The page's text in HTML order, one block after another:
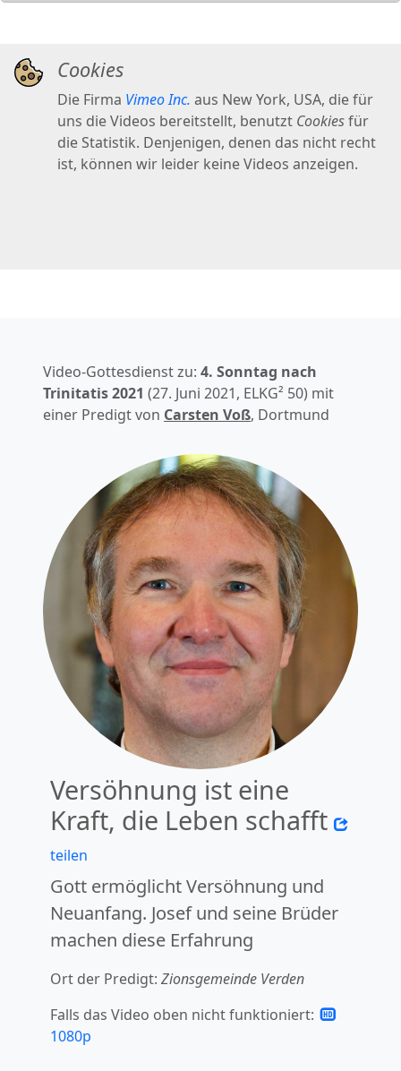
Video-Gottesdienst zu: 4. Sonntag nach
Trinitatis2021 (27. Juni 2021, ELKG² 50) mit
einer Predigt von Carsten Voß, Dortmund
Versöhnung ist eine
Kraft, die Leben schafft
teilen
Gott ermöglicht Versöhnung und
Neuanfang. Josef und seine Brüder
machen diese Erfahrung
Ort der Predigt: Zionsgemeinde Verden
Falls das Video oben nicht funktioniert:
1080p